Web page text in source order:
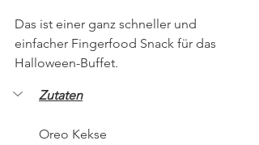
Das ist einer ganz schneller und
einfacher Fingerfood Snack für das
Halloween-Buffet.
Zutaten
Oreo Kekse